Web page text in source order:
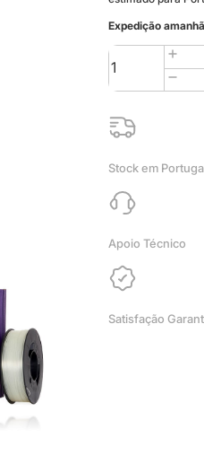
Expedição
Quantidade
de
PETG
10m
(Amostra)
Transparent
-
WINKLE
Stock em
Apoio Técnico
Satisfação